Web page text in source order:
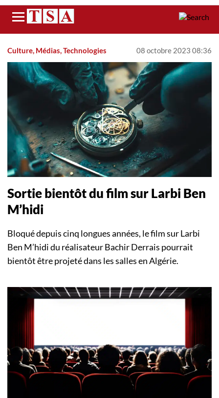
Menu
Culture, Médias, Technologies 08 octobre 2023 08:36
Sortie bientôt du film sur Larbi Ben
M’hidi
Bloqué depuis cinq longues années, le film sur Larbi
Ben M’hidi du réalisateur Bachir Derrais pourrait
bientôt être projeté dans les salles en Algérie.